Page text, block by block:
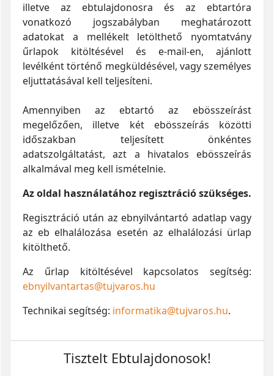
illetve az ebtulajdonosra és az ebtartóra
vonatkozó jogszabályban meghatározott
adatokat a mellékelt letölthető nyomtatvány
űrlapok kitöltésével és e-mail-en, ajánlott
levélként történő megküldésével, vagy személyes
eljuttatásával kell teljesíteni.
Amennyiben az ebtartó az ebösszeírást
megelőzően, illetve két ebösszeírás közötti
időszakban teljesített önkéntes
adatszolgáltatást, azt a hivatalos ebösszeírás
alkalmával meg kell ismételnie.
Az oldal használatához regisztráció szükséges.
Regisztráció után az ebnyilvántartó adatlap vagy
az eb elhalálozása esetén az elhalálozási ürlap
kitölthető.
Az űrlap kitöltésével kapcsolatos segítség:
ebnyilvantartas@tujvaros.hu
Technikai segítség: informatika@tujvaros.hu.
Tisztelt Ebtulajdonosok!